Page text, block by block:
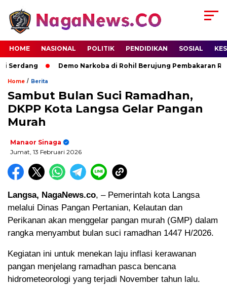
HOME NASIONAL POLITIK PENDIDIKAN SOSIAL
Serdang Demo Narkoba di Rohil Berujung Pembakaran
Home / Berita
Sambut Bulan Suci Ramadhan,
DKPP Kota Langsa Gelar Pangan
Murah
Manaor Sinaga
Jumat, 13 Februari 2026
Langsa, NagaNews.co, – Pemerintah kota Langsa
melalui Dinas Pangan Pertanian, Kelautan dan
Perikanan akan menggelar pangan murah (GMP) dalam
rangka menyambut bulan suci ramadhan 1447 H/2026.
Kegiatan ini untuk menekan laju inflasi kerawanan
pangan menjelang ramadhan pasca bencana
hidrometeorologi yang terjadi November tahun lalu.